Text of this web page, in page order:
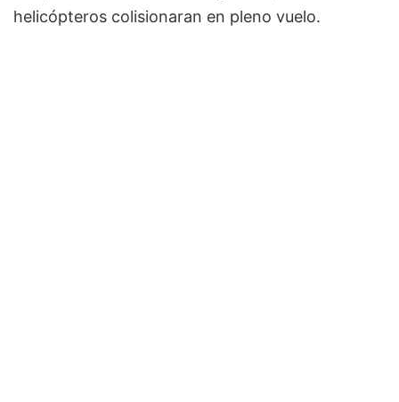
helicópteros colisionaran en pleno vuelo.